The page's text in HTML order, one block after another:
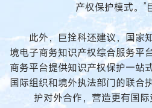
产权保护模式。”
此外，巨拴科还建议，国家知
境电子商务知识产权综合服务平
商务平台提供知识产权保护一站
国际组织和境外执法部门的联合
护对外合作，营造更有国际